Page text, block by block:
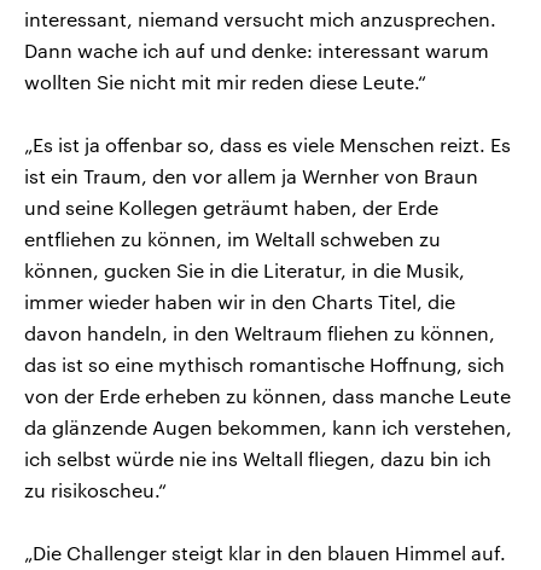
interessant, niemand versucht mich anzusprechen.
Dann wache ich auf und denke: interessant warum
wollten Sie nicht mit mir reden diese Leute.“
„Es ist ja offenbar so, dass es viele Menschen reizt. Es
ist ein Traum, den vor allem ja Wernher von Braun
und seine Kollegen geträumt haben, der Erde
entfliehen zu können, im Weltall schweben zu
können, gucken Sie in die Literatur, in die Musik,
immer wieder haben wir in den Charts Titel, die
davon handeln, in den Weltraum fliehen zu können,
das ist so eine mythisch romantische Hoffnung, sich
von der Erde erheben zu können, dass manche Leute
da glänzende Augen bekommen, kann ich verstehen,
ich selbst würde nie ins Weltall fliegen, dazu bin ich
zu risikoscheu.“
„Die Challenger steigt klar in den blauen Himmel auf.